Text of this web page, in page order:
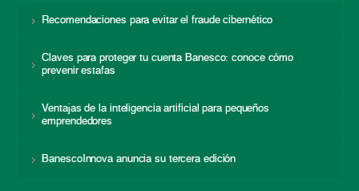
Recomendaciones para evitar el fraude cibernético
Claves para proteger tu cuenta Banesco: conoce cómo
prevenir estafas
Ventajas de la inteligencia artificial para pequeños
emprendedores
BanescoInnova anuncia su tercera edición